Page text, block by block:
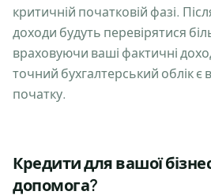
критичній початковій фазі.
доходи будуть перевірятися
враховуючи ваші фактичні
точний бухгалтерський облік
початку.
Кредити для вашої
допомога?